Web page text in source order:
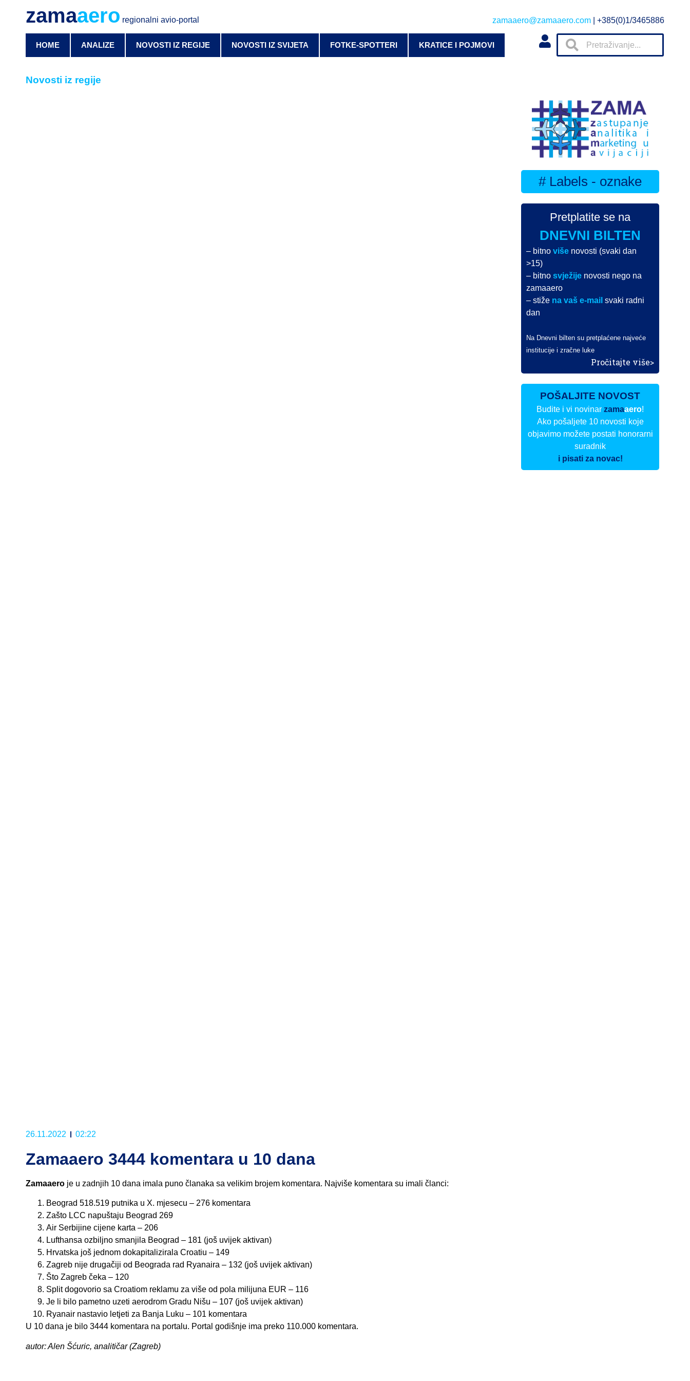
zamaaero regionalni avio-portal zamaaero@zamaaero.com | +385(0)1/3465886
HOME ANALIZE NOVOSTI IZ REGIJE NOVOSTI IZ SVIJETA FOTKE-SPOTTERI KRATICE I POJMOVI
Novosti iz regije
26.11.2022 02:22
Zamaaero 3444 komentara u 10 dana
Zamaaero je u zadnjih 10 dana imala puno članaka sa velikim brojem komentara. Najviše komentara su imali članci:
Beograd 518.519 putnika u X. mjesecu – 276 komentara
Zašto LCC napuštaju Beograd 269
Air Serbijine cijene karta – 206
Lufthansa ozbiljno smanjila Beograd – 181 (još uvijek aktivan)
Hrvatska još jednom dokapitalizirala Croatiu – 149
Zagreb nije drugačiji od Beograda rad Ryanaira – 132 (još uvijek aktivan)
Što Zagreb čeka – 120
Split dogovorio sa Croatiom reklamu za više od pola milijuna EUR – 116
Je li bilo pametno uzeti aerodrom Gradu Nišu – 107 (još uvijek aktivan)
Ryanair nastavio letjeti za Banja Luku – 101 komentara
U 10 dana je bilo 3444 komentara na portalu. Portal godišnje ima preko 110.000 komentara.
autor: Alen Šćuric, analitičar (Zagreb)
# Labels - oznake
Pretplatite se na
DNEVNI BILTEN
– bitnoviše novosti (svaki dan
>15)
– bitnosvježije novosti nego na
zamaaero
– stiže na vaš e-mail svaki radni
dan
Na Dnevni bilten su pretplaćene najveće
institucije i zračne luke
Pročitajte više>
POŠALJITE NOVOST
Budite i vi novinarzamaaero!
Ako pošaljete 10 novosti koje
objavimo možete postati honorarni
suradnik
i pisati za novac!